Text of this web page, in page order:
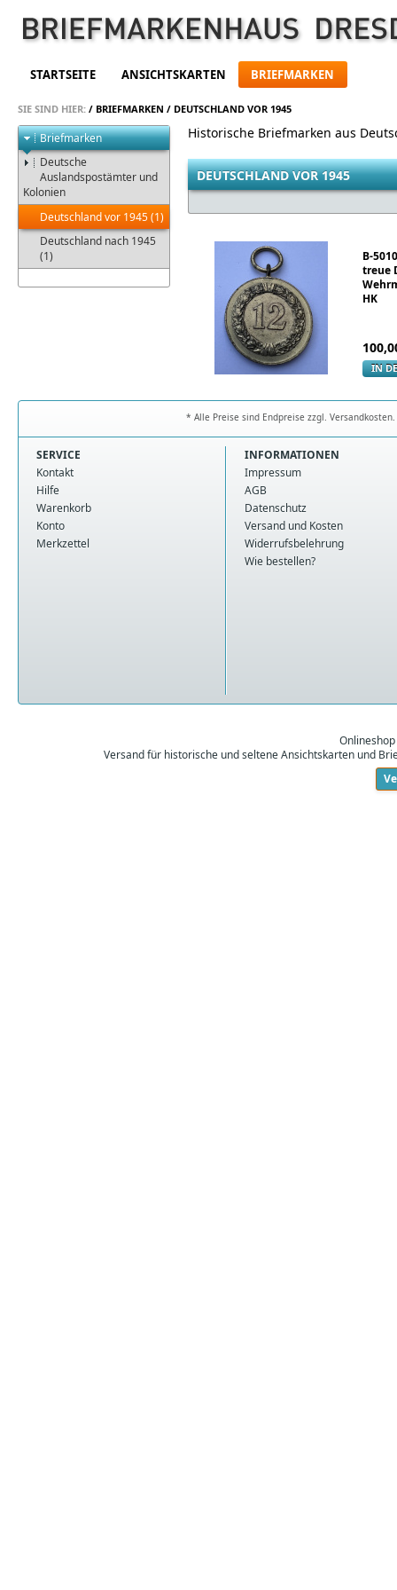
STARTSEITE ANSICHTSKARTEN BRIEFMARKEN
SIE SIND HIER: / BRIEFMARKEN / DEUTSCHLAND VOR 1945
Briefmarken
Deutsche
Auslandspostämter und
Kolonien
Deutschland vor 1945 (1)
Deutschland nach 1945
(1)
Historische Briefmarken aus
DEUTSCHLAND VOR 1945
B-
treue
HK
IN
* Alle Preise sind Endpreise zzgl.
SERVICE
Kontakt
Hilfe
Warenkorb
Konto
Merkzettel
INFORMATIONEN
Impressum
AGB
Datenschutz
Versand und Kosten
Widerrufsbelehrung
Wie bestellen?
Versand für historische und seltene Ansichtskarten und